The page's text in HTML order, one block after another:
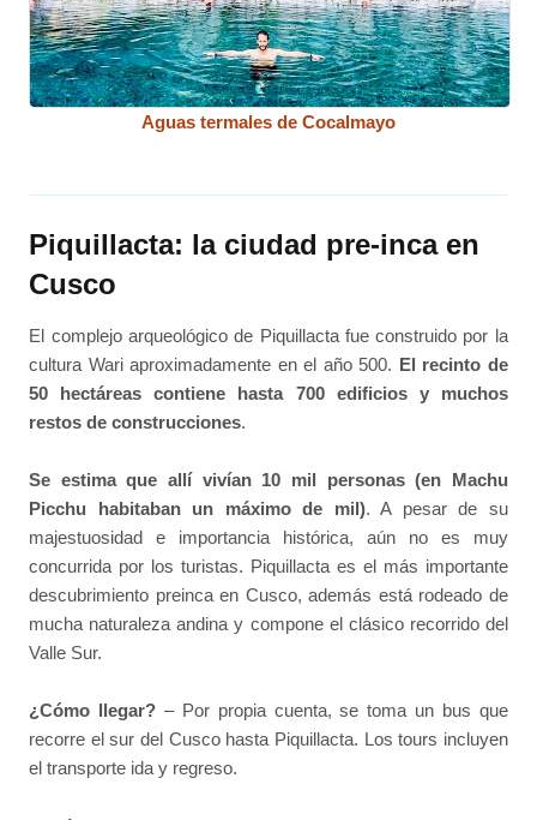
Aguas termales de Cocalmayo
Piquillacta: la ciudad pre-inca en
Cusco
El complejo arqueológico de Piquillacta fue construido por la
cultura Wari aproximadamente en el año 500. El recinto de
50 hectáreas contiene hasta 700 edificios y muchos
restos de construcciones.
Se estima que allí vivían 10 mil personas (en Machu
Picchu habitaban un máximo de mil). A pesar de su
majestuosidad e importancia histórica, aún no es muy
concurrida por los turistas. Piquillacta es el más importante
descubrimiento preinca en Cusco, además está rodeado de
mucha naturaleza andina y compone el clásico recorrido del
Valle Sur.
¿Cómo llegar? – Por propia cuenta, se toma un bus que
recorre el sur del Cusco hasta Piquillacta. Los tours incluyen
el transporte ida y regreso.